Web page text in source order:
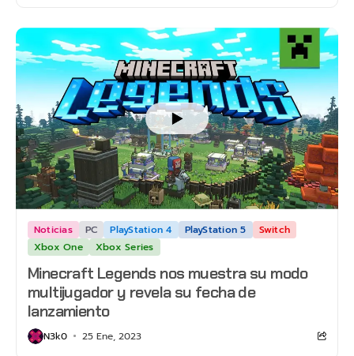
Noticias PC PlayStation 4 PlayStation 5
Switch
Xbox One
Xbox Series
Minecraft Legends nos muestra su modo
multijugador y revela su fecha de
lanzamiento
N3k0 25 Ene, 2023